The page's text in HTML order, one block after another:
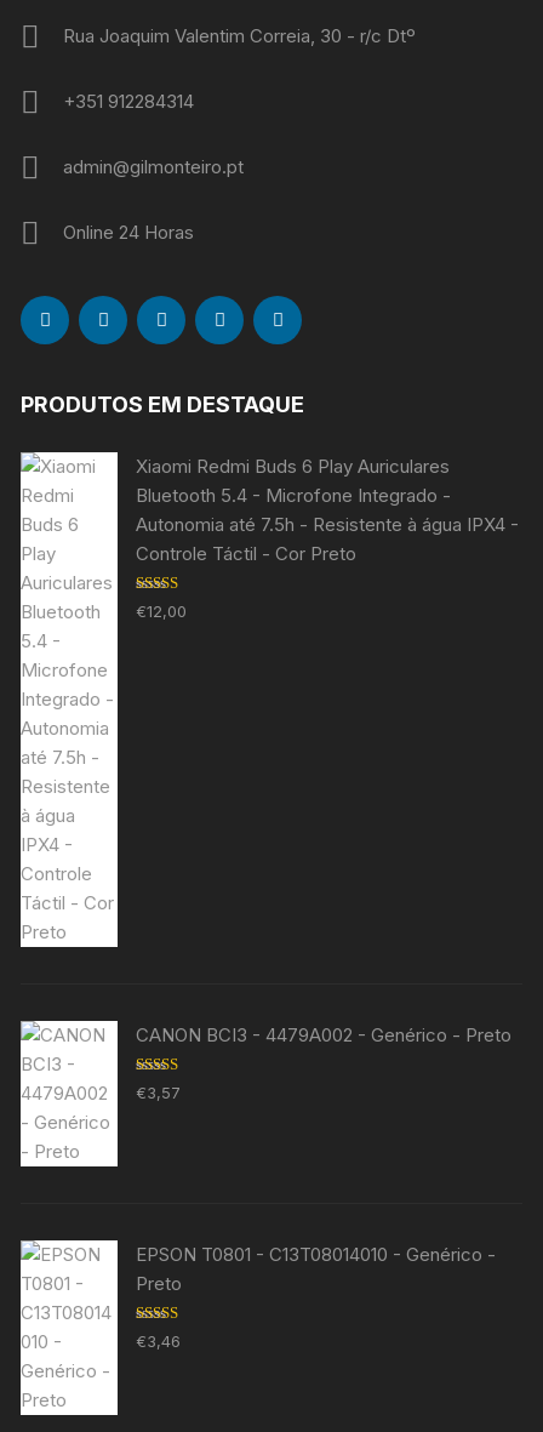
Rua Joaquim Valentim Correia, 30 - r/c Dtº
+351 912284314
admin@gilmonteiro.pt
Online 24 Horas
PRODUTOS EM DESTAQUE
Xiaomi Redmi Buds 6 Play Auriculares
Bluetooth 5.4 - Microfone Integrado -
Autonomia até 7.5h - Resistente à água IPX4 -
Controle Táctil - Cor Preto
Avaliação
5.00de 5
€12,00
CANON BCI3 - 4479A002 - Genérico - Preto
Avaliação
5.00de 5
€3,57
EPSON T0801 - C13T08014010 - Genérico -
Preto
Avaliação
5.00 de 5
€3,46